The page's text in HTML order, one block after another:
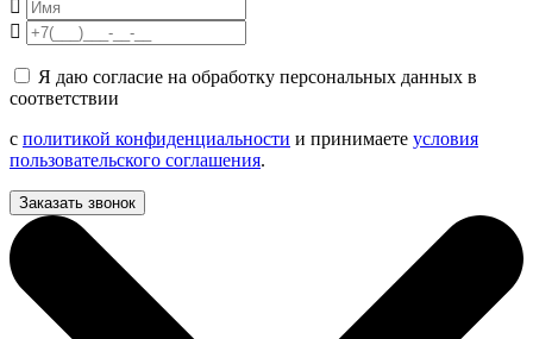
Я даю согласие на обработку персональных данных в
соответствии
с политикой конфиденциальности и принимаете условия
пользовательского соглашения.
Заказать звонок